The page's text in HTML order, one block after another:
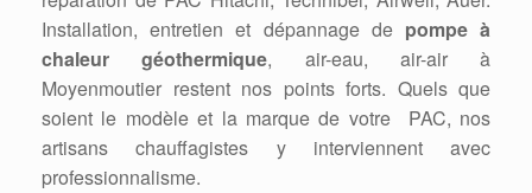
Installation, entretien et dépannage de pompe à
chaleur géothermique, air-eau, air-air à
Moyenmoutier restent nos points forts. Quels que
soient le modèle et la marque de votre PAC, nos
artisans chauffagistes y interviennent avec
professionnalisme.